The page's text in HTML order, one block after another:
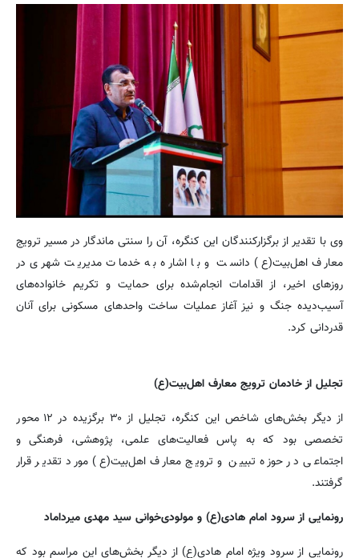
وی با تقدیر از برگزارکنندگان این کنگره، آن را سنتی ماندگار در مسیر ترویج
معارف اهل‌بیت(ع) دانست و با اشاره به خدمات مدیریت شهری در
روزهای اخیر، از اقدامات انجام‌شده برای حمایت و تکریم خانواده‌های
آسیب‌دیده جنگ و نیز آغاز عملیات ساخت واحدهای مسکونی برای آنان
قدردانی کرد.
تجلیل از خادمان ترویج معارف اهل‌بیت(ع)
از دیگر بخش‌های شاخص این کنگره، تجلیل از ۳۰ برگزیده در ۱۲ محور
تخصصی بود که به پاس فعالیت‌های علمی، پژوهشی، فرهنگی و
اجتماعی در حوزه تبیین و ترویج معارف اهل‌بیت(ع) مورد تقدیر قرار
گرفتند.
رونمایی از سرود امام هادی(ع) و مولودی‌خوانی سید مهدی میرداماد
رونمایی از سرود ویژه امام هادی(ع) از دیگر بخش‌های این مراسم بود که